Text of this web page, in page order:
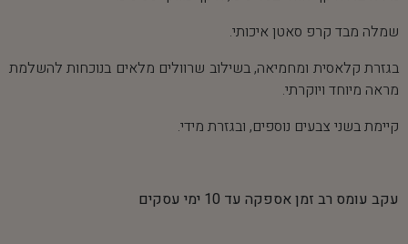
שמלה מבד קרפ סאטן איכותי.
בגזרת קלאסית ומחמיאה, בשילוב שרוולים מלאים בנוכחות להשלמת
מראה מיוחד ויוקרתי.
קיימת בשני צבעים נוספים, ובגזרת מידי.
עקב עומס רב זמן אספקה עד 10 ימי עסקים